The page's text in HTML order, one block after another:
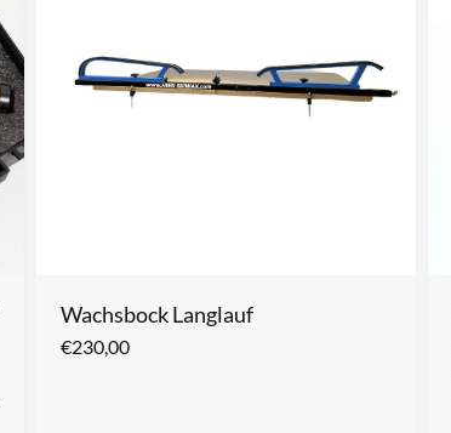
Wachsbock Langlauf
€230,00